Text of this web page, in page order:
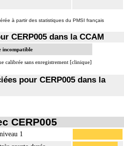
à partir des statistiques du PMSI français
CERP005 dans la CCAM
incompatible
calibrée sans enregistrement [clinique]
pour CERP005 dans la
CERP005
1